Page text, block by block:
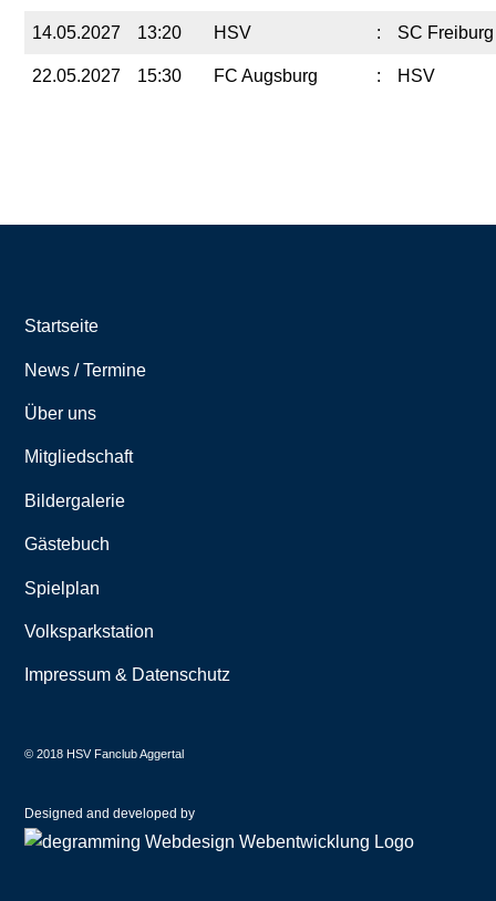
14.05.2027 13:20 HSV : SC Freiburg
22.05.2027 15:30 FC Augsburg : HSV
Startseite
News / Termine
Über uns
Mitgliedschaft
Bildergalerie
Gästebuch
Spielplan
Volksparkstation
Impressum & Datenschutz
© 2018 HSV Fanclub Aggertal
Designed and developed by